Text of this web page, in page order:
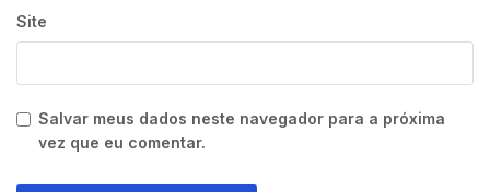
Site
Salvar meus dados neste navegador para a próxima
vez que eu comentar.